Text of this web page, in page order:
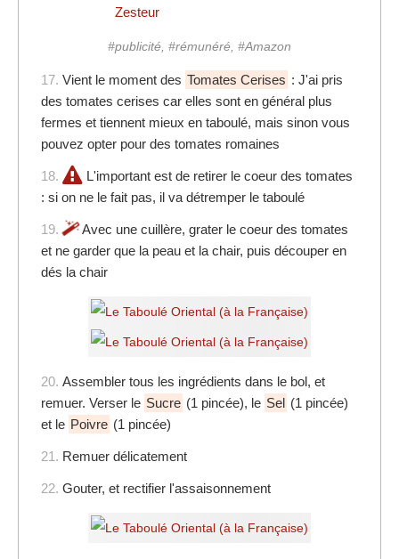
Zesteur
#publicité, #rémunéré, #Amazon
17. Vient le moment des Tomates Cerises : J'ai pris
des tomates cerises car elles sont en général plus
fermes et tiennent mieux en taboulé, mais sinon vous
pouvez opter pour des tomates romaines
18.
L'important est de retirer le coeur des tomates
: si on ne le fait pas, il va détremper le taboulé
19.
Avec une cuillère, grater le coeur des tomates
et ne garder que la peau et la chair, puis découper en
dés la chair
20. Assembler tous les ingrédients dans le bol, et
remuer. Verser le Sucre (1 pincée), le Sel (1 pincée)
et le Poivre (1 pincée)
21. Remuer délicatement
22. Gouter, et rectifier l'assaisonnement